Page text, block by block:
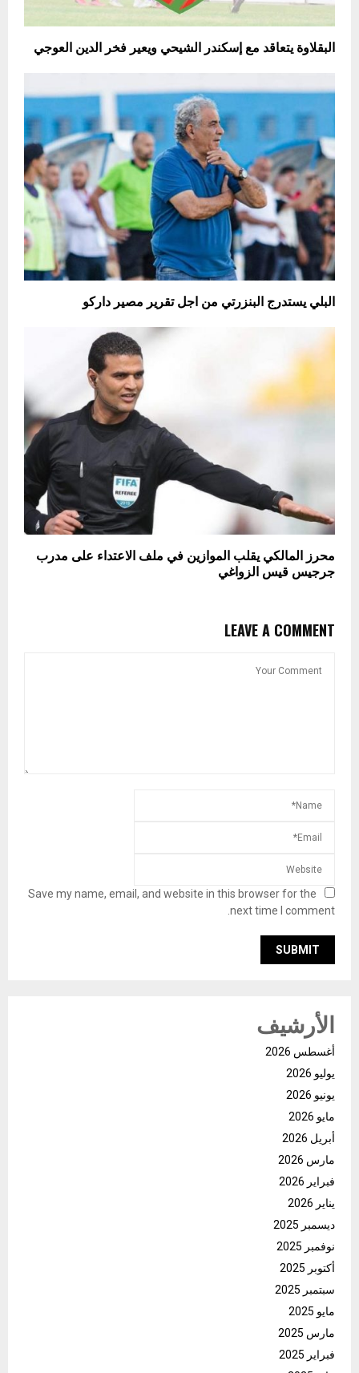
البقلاوة يتعاقد مع إسكندر الشيحي ويعير فخر الدين العوجي
البلي يستدرج البنزرتي من اجل تقرير مصير داركو
محرز المالكي يقلب الموازين في ملف الاعتداء على مدرب
جرجيس قيس الزواغي
LEAVE A COMMENT
Save my name, email, and website in this browser for the
next time I comment.
الأرشيف
أغسطس 2026
يوليو 2026
يونيو 2026
مايو 2026
أبريل 2026
مارس 2026
فبراير 2026
يناير 2026
ديسمبر 2025
نوفمبر 2025
أكتوبر 2025
سبتمبر 2025
مايو 2025
مارس 2025
فبراير 2025